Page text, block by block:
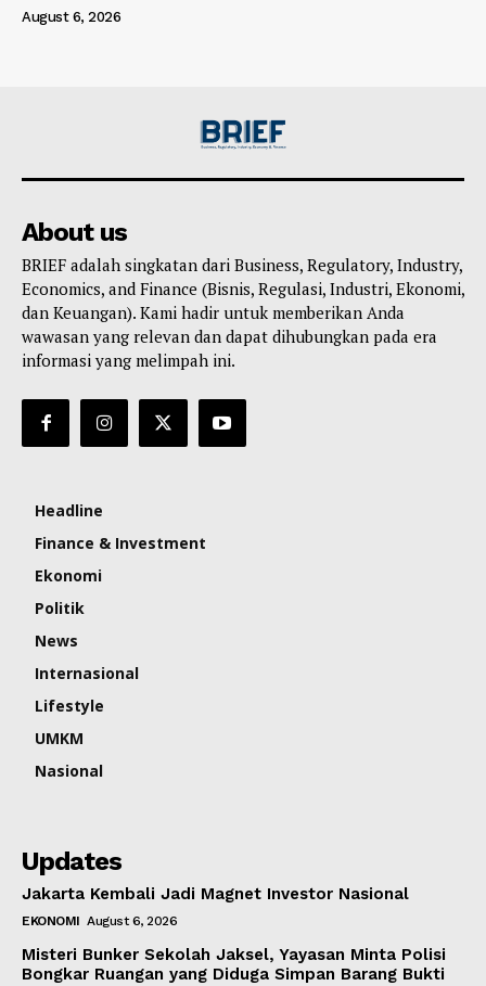
August 6, 2026
About us
BRIEF adalah singkatan dari Business, Regulatory, Industry,
Economics, and Finance (Bisnis, Regulasi, Industri, Ekonomi,
dan Keuangan). Kami hadir untuk memberikan Anda
wawasan yang relevan dan dapat dihubungkan pada era
informasi yang melimpah ini.
Headline
Finance & Investment
Ekonomi
Politik
News
Internasional
Lifestyle
UMKM
Nasional
Updates
Jakarta Kembali Jadi Magnet Investor Nasional
EKONOMI August 6, 2026
Misteri Bunker Sekolah Jaksel, Yayasan Minta Polisi
Bongkar Ruangan yang Diduga Simpan Barang Bukti